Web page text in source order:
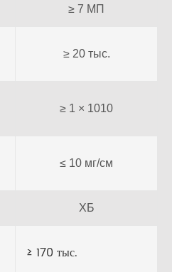
≥ 7 МП
≥ 20 тыс.
≥ 1 × 1010
≤ 10 мг/см
ХБ
≥ 170 тыс.